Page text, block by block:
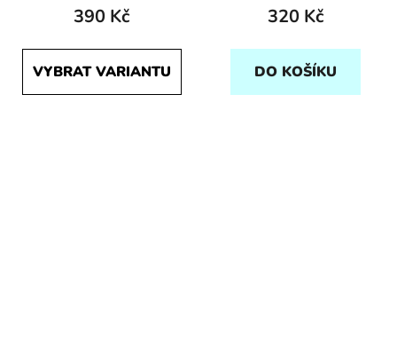
390 Kč
VYBRAT VARIANTU
320 Kč
DO KOŠÍKU